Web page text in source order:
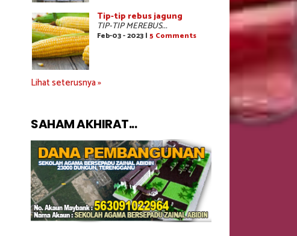
Tip-tip rebus jagung
TIP-TIP MEREBUS...
Feb-03 - 2023 | 5 Comments
Lihat seterusnya »
SAHAM AKHIRAT...